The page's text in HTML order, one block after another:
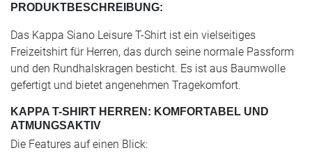
PRODUKTBESCHREIBUNG:
Das Kappa Siano Leisure T-Shirt ist ein vielseitiges
Freizeitshirt für Herren, das durch seine normale Passform
und den Rundhalskragen besticht. Es ist aus Baumwolle
gefertigt und bietet angenehmen Tragekomfort.
KAPPA T-SHIRT HERREN: KOMFORTABEL UND
ATMUNGSAKTIV
Die Features auf einen Blick: